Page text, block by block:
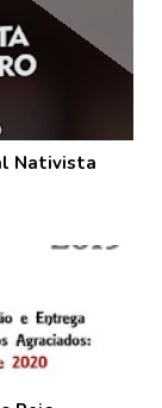
Nativista